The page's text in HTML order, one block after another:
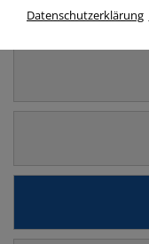
Datenschutzerklärung